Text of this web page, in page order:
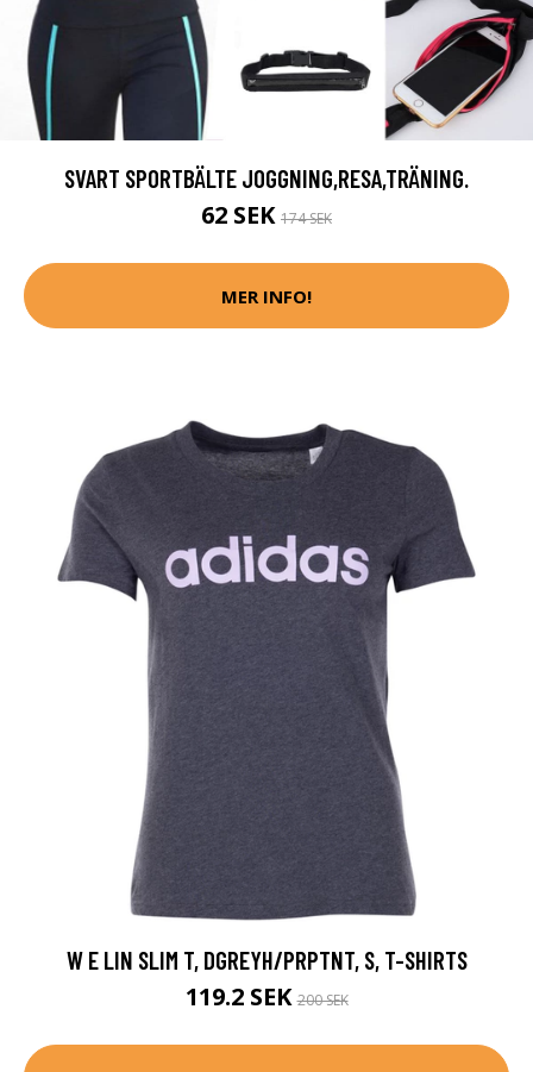
SVART SPORTBÄLTE JOGGNING,RESA,TRÄNING.
62 SEK 174 SEK
MER INFO!
W E LIN SLIM T, DGREYH/PRPTNT, S, T-SHIRTS
119.2 SEK200 SEK